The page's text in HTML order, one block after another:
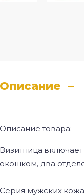
Описание
Описание товара:
Визитница
окошком, два
Серия мужских